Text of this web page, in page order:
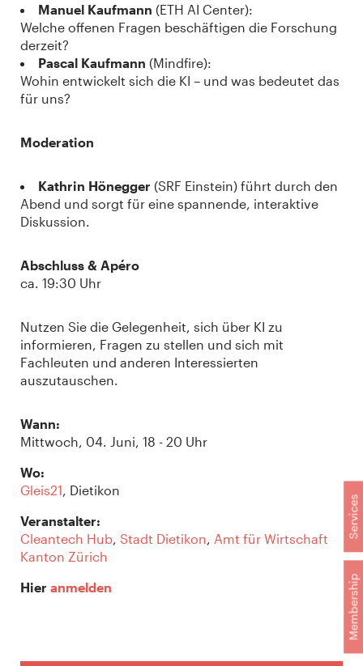
Membership
Services
Manuel Kaufmann (ETH AI Center):
Welche offenen Fragen beschäftigen die Forschung
derzeit?
Pascal Kaufmann (Mindfire):
Wohin entwickelt sich die KI – und was bedeutet das
für uns?
Moderation
Kathrin Hönegger (SRF Einstein) führt durch den
Abend und sorgt für eine spannende, interaktive
Diskussion.
Abschluss & Apéro
ca. 19:30 Uhr
Nutzen Sie die Gelegenheit, sich über KI zu
informieren, Fragen zu stellen und sich mit
Fachleuten und anderen Interessierten
auszutauschen.
Wann:
Mittwoch, 04. Juni, 18 - 20 Uhr
Wo:
Gleis21, Dietikon
Veranstalter:
Cleantech Hub, Stadt Dietikon, Amt für Wirtschaft
Kanton Zürich
Hier anmelden